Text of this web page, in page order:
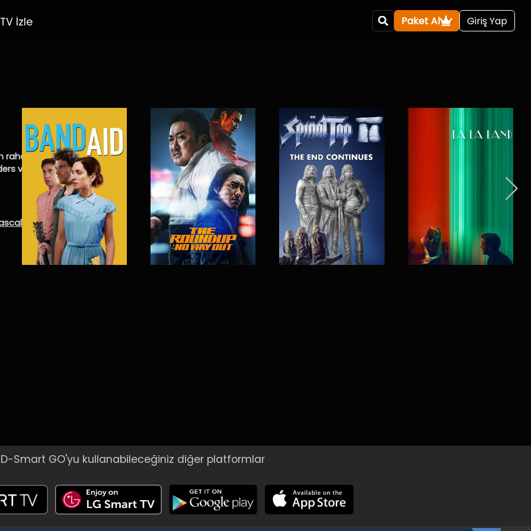
TV İzle Paket Al Giriş Yap
rahatsız olan üç
vermek amacıyla
Zadi
D-Smart GO'yu kullanabileceğiniz diğer platformlar